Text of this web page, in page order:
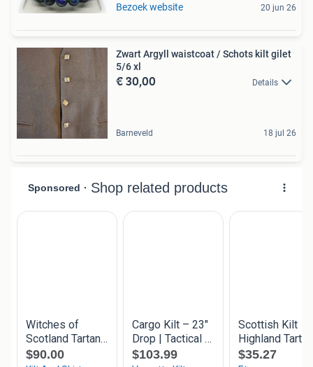
Bezoek website 20 jun 26
Zwart Argyll waistcoat / Schots kilt gilet
5/6 xl
€ 30,00 Details
Barneveld 18 jul 26